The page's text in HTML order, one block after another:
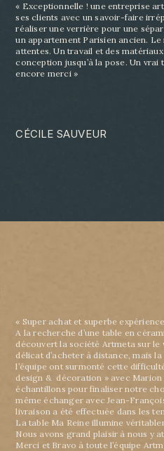
« Exceptionnelle ! une entreprise
ses clients avec un savoir-faire
réaliser une verrière pour une
un appartement Parisien ancien.
attentes. Un travail et des matériaux
conception jusqu’à la pose. Un vrai
encore merci »
CÉCILE SAUVEUR
« Super achat et superbe
A la recherche d’une table en
découvert la société Artmeta sur le
délicat d’acheter à distance, mais
l’équipe ont surmonté cette
design & décoration » avec Marion
échantillons pour finaliser notre
même échanger avec Jean-
livraison a été effectuée dans les
La table Ma Reine illumine
Nous avons grand plaisir à nous y
Merci et Bravo à toute l’équipe